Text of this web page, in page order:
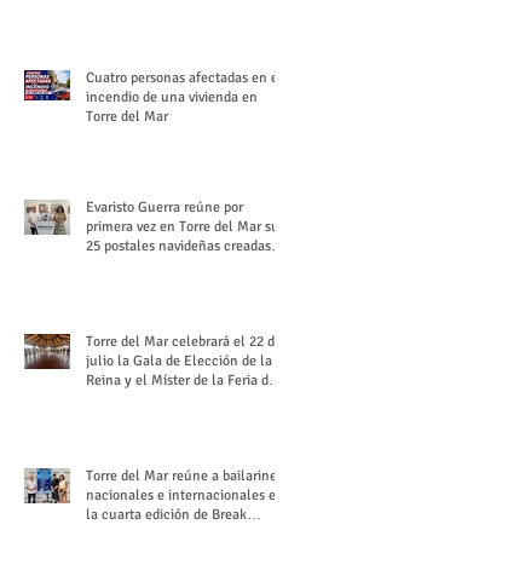
Cuatro personas afectadas en el
incendio de una vivienda en
Torre del Mar
Evaristo Guerra reúne por
primera vez en Torre del Mar sus
25 postales navideñas creadas
Torre del Mar celebrará el 22 de
julio la Gala de Elección de la
Reina y el Míster de la Feria de
Torre del Mar reúne a bailarines
nacionales e internacionales en
la cuarta edición de Break